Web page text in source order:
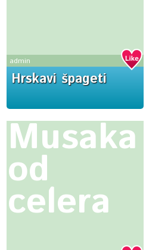
admin
Hrskavi špageti
Musaka
od
celera